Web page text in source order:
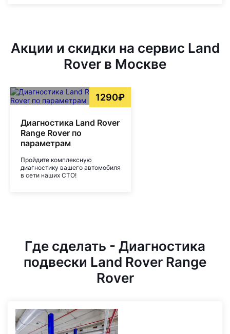
Акции и скидки на сервис Land
Rover в Москве
1290₽
Диагностика Land Rover
Range Rover по
параметрам
Пройдите комплексную
диагностику вашего автомобиля
в сети наших СТО!
Где сделать - Диагностика
подвески Land Rover Range
Rover